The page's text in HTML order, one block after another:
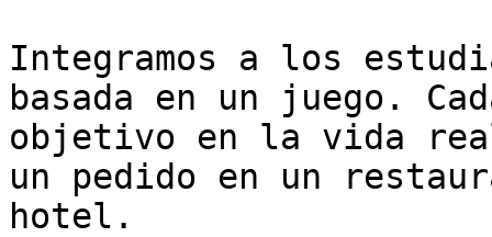
Integramos a los
basada en un juego.
objetivo en la vida
un pedido en un
hotel.